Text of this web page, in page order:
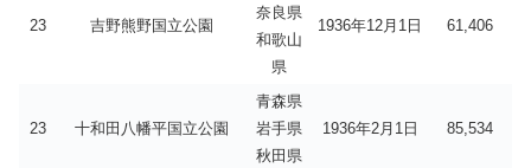
23 吉野熊野国立公園
奈良県
和歌山
県
1936年12月1日 61,406
23 十和田八幡平国立公園
青森県
岩手県
秋田県
1936年2月1日 85,534